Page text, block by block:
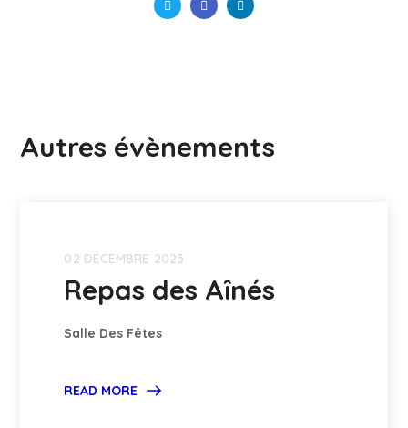
Autres évènements
02 DÉCEMBRE 2023
Repas des Aînés
Salle Des Fêtes
READ MORE